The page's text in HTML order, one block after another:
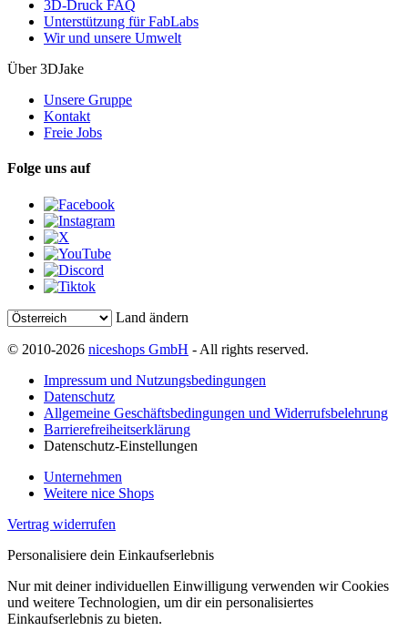
3D-Druck FAQ
Unterstützung für FabLabs
Wir und unsere Umwelt
Über 3DJake
Unsere Gruppe
Kontakt
Freie Jobs
Folge uns auf
Land ändern
© 2010-2026 niceshops GmbH - All rights reserved.
Impressum und Nutzungsbedingungen
Datenschutz
Allgemeine Geschäftsbedingungen und Widerrufsbelehrung
Barrierefreiheitserklärung
Datenschutz-Einstellungen
Unternehmen
Weitere nice Shops
Vertrag widerrufen
Personalisiere dein Einkaufserlebnis
Nur mit deiner individuellen Einwilligung verwenden wir Cookies
und weitere Technologien, um dir ein personalisiertes
Einkaufserlebnis zu bieten.